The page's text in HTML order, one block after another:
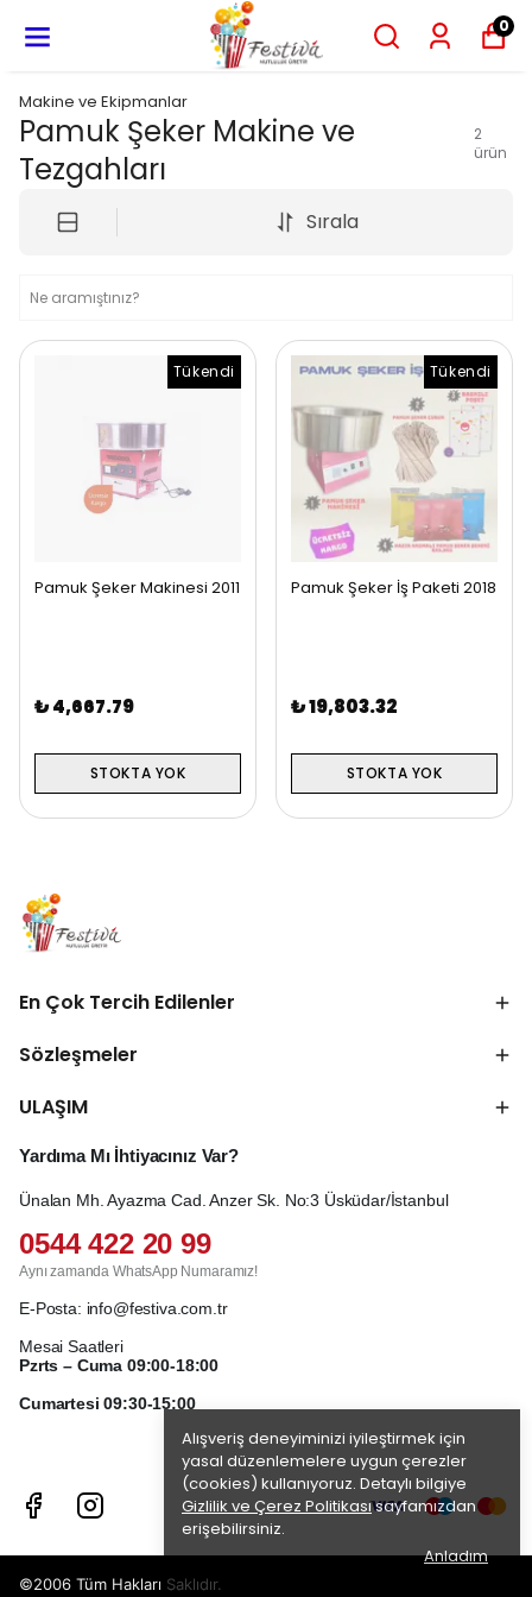
0
Alışveriş deneyiminizi iyileştirmek için
yasal düzenlemelere uygun çerezler
(cookies) kullanıyoruz. Detaylı bilgiye
Gizlilik ve Çerez Politikasısayfamızdan
erişebilirsiniz.
Anladım
Makine ve Ekipmanlar
Pamuk Şeker Makine ve
Tezgahları
2
ürün
Sırala
Tükendi
Pamuk Şeker Makinesi 2011
₺ 4,667.79
STOKTA YOK
Tükendi
Pamuk Şeker İş Paketi 2018
₺ 19,803.32
STOKTA YOK
En Çok Tercih Edilenler
Sözleşmeler
ULAŞIM
Yardıma Mı İhtiyacınız Var?
Ünalan Mh. Ayazma Cad. Anzer Sk. No:3 Üsküdar/İstanbul
0544 422 20 99
Aynı zamanda WhatsApp Numaramız!
E-Posta: info@festiva.com.tr
Mesai Saatleri
Pzrts – Cuma 09:00-18:00
Cumartesi 09:30-15:00
©2006 Tüm Hakları Saklıdır.